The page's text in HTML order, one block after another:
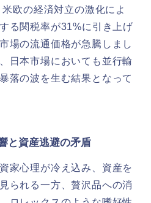
欧の経済対立の激化によ
る関税率が31%に引き上げ
場の流通価格が急騰しまし
日本市場においても並行輸
落の波を生む結果となって
と資産逃避の矛盾
家心理が冷え込み、資産を
られる一方、贅沢品への消